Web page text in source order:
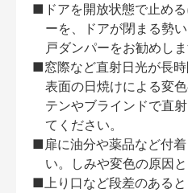
■ドアを開放状態で止め
ーを、ドアが閉まる勢
戸ダンパーをお勧めしま
■窓際など直射日光が長時
表面の日焼けによる変
テンやブラインドで直
てください。
■扉に油分や薬品など付
い。しみや変色の原因と
■上り口など段差のある